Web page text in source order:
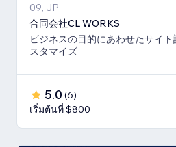
09, JP
合同会社CL WORKS
ビジネスの目的にあわせたサイ
スタマイズ
5.0 (6)
เริ่มต้นที่ $800